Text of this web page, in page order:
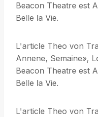
Beacon Theatre est
Belle la Vie.
L'article Theo von
Annene, Semaine»,
Beacon Theatre est
Belle la Vie.
L'article Theo von